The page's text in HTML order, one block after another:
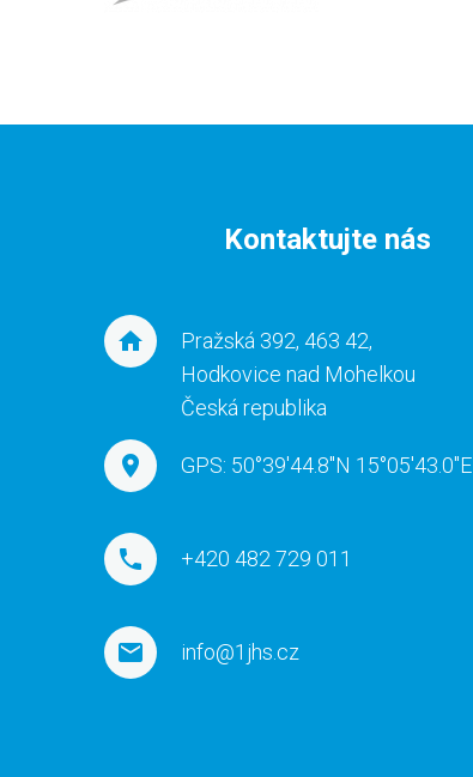
Kontaktujte nás
Pražská 392, 463 42,
Hodkovice nad Mohelkou
Česká republika
GPS: 50°39'44.8"N 15°05'43.0"E
+420 482 729 011
info@1jhs.cz